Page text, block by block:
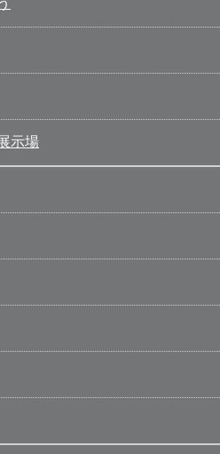
示場